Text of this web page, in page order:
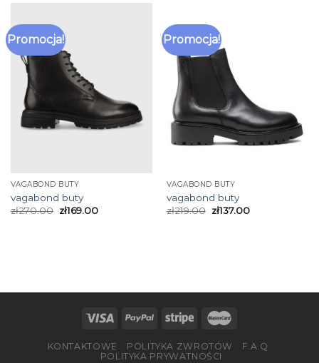
Promocja!
VAGABOND BUTY
vagabond buty
zł270.00 zł169.00
Promocja!
VAGABOND BUTY
vagabond buty
zł219.00 zł137.00
KONTAKTOWE POLITYKA ZWROTÓW
F.A.Q
POLITYKA PRYWATNOŚCI